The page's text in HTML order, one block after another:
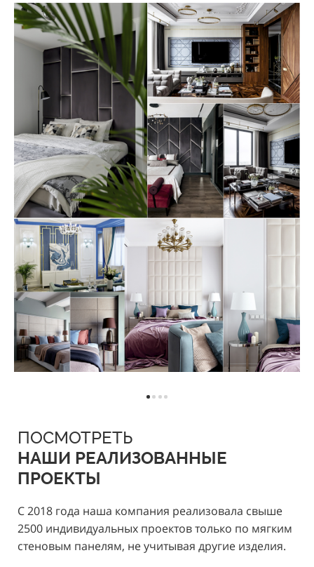
ПОСМОТРЕТЬ
НАШИ РЕАЛИЗОВАННЫЕ
ПРОЕКТЫ
С 2018 года наша компания реализовала свыше
2500 индивидуальных проектов только по мягким
стеновым панелям, не учитывая другие изделия.